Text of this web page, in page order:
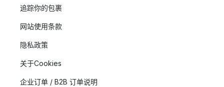
追踪你的包裹
网站使用条款
隐私政策
关于Cookies
企业订单 / B2B 订单说明